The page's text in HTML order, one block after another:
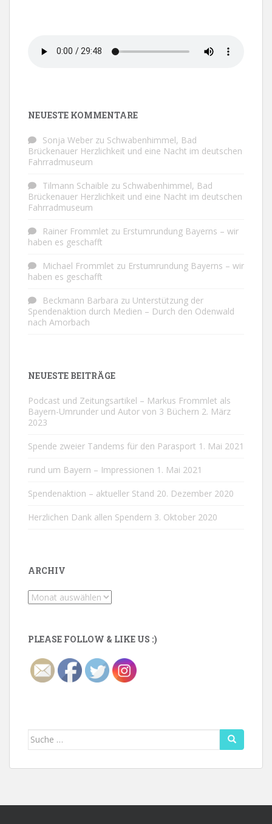
NEUESTE KOMMENTARE
Sonja Weber zu Schwabenhimmel, Bad
Brückenauer Herzlichkeit und eine Nacht im deutschen
Fahrradmuseum
Tilmann Schaible zu Schwabenhimmel, Bad
Brückenauer Herzlichkeit und eine Nacht im deutschen
Fahrradmuseum
Rainer Frommlet zu Erstumrundung Bayerns – wir
haben es geschafft
Michael Frommlet zu Erstumrundung Bayerns – wir
haben es geschafft
Beckmann Barbara zu Unterstützung der
Spendenaktion durch Medien – Durch den Odenwald
nach Amorbach
NEUESTE BEITRÄGE
Podcast und Zeitungsartikel – Markus Frommlet als
Bayern-Umrunder und Autor von 3 Büchern 2. März
2023
Spende zweier Tandems für den Parasport 1. Mai 2021
rund um Bayern – Impressionen 1. Mai 2021
Spendenaktion – aktueller Stand 20. Dezember 2020
Herzlichen Dank allen Spendern 3. Oktober 2020
ARCHIV
Archiv
PLEASE FOLLOW & LIKE US :)
Suche